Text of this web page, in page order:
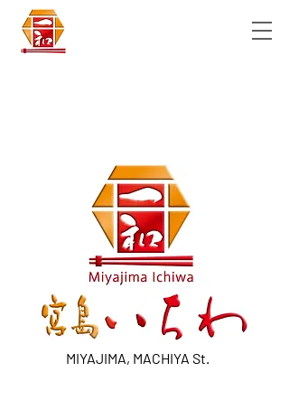
​MIYAJIMA, MACHIYA St.